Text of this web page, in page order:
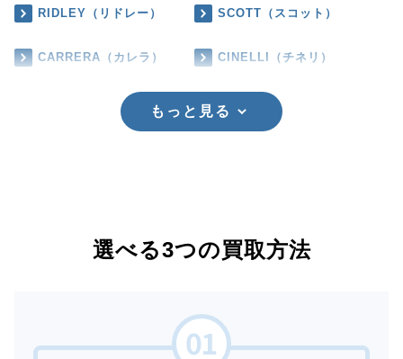
RIDLEY（リドレー） SCOTT（スコット）
CARRERA（カレラ） CINELLI（チネリ）
もっと見る
選べる3つの買取方法